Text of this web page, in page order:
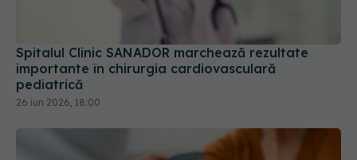
Spitalul Clinic SANADOR marchează rezultate
importante în chirurgia cardiovasculară
pediatrică
26 iun 2026, 18:00